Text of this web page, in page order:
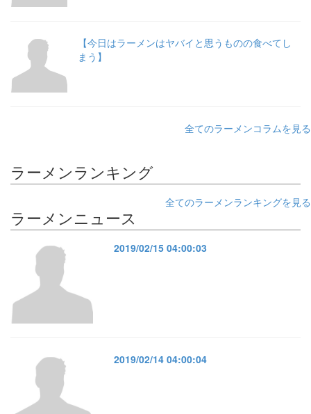
【今日はラーメンはヤバイと思うものの食べてし
まう】
全てのラーメンコラムを見る
ラーメンランキング
全てのラーメンランキングを見る
ラーメンニュース
2019/02/15 04:00:03
2019/02/14 04:00:04